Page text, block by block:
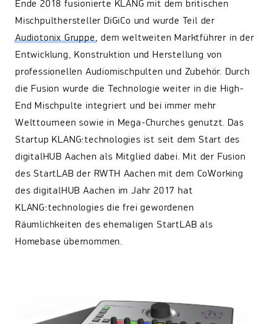
Ende 2018 fusionierte KLANG mit dem britischen
Mischpulthersteller DiGiCo und wurde Teil der
Audiotonix Gruppe, dem weltweiten Marktführer in der
Entwicklung, Konstruktion und Herstellung von
professionellen Audiomischpulten und Zubehör. Durch
die Fusion wurde die Technologie weiter in die High-
End Mischpulte integriert und bei immer mehr
Welttourneen sowie in Mega-Churches genutzt. Das
Startup KLANG:technologies ist seit dem Start des
digitalHUB Aachen als Mitglied dabei. Mit der Fusion
des StartLAB der RWTH Aachen mit dem CoWorking
des digitalHUB Aachen im Jahr 2017 hat
KLANG:technologies die frei gewordenen
Räumlichkeiten des ehemaligen StartLAB als
Homebase übernommen.